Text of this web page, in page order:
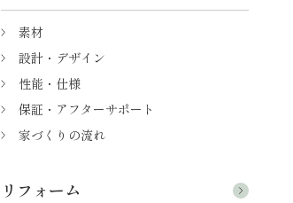
素材
設計・デザイン
性能・仕様
保証・アフターサポート
家づくりの流れ
リフォーム